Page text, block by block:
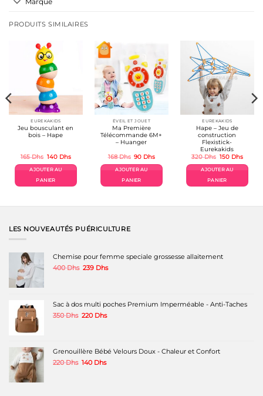
PRODUITS SIMILAIRES
EUREKAKIDS
Jeu bousculant en
bois – Hape
165Dhs Le
initial
était :
165 Dhs.
140 DhsLe
actuel
AJOUTER AU
PANIER
ÉVEIL ET JOUET
Ma Première
Télécommande 6M+
– Huanger
168Dhs Le
initial
était :
168 Dhs.
90 DhsLe
actuel
AJOUTER AU
PANIER
EUREKAKIDS
Hape – Jeu de
construction
Flexistick-
Eurekakids
320Dhs Le
initial
était :
320 Dhs.
150 DhsLe
actuel
AJOUTER AU
PANIER
LES NOUVEAUTÉS PUÉRICULTURE
Chemise pour femme speciale grossesse allaitement
400Dhs Le
400 Dhs.
239 DhsLe
239 Dhs.
Sac à dos multi poches Premium Imperméable - Anti-Taches
350Dhs Le
350 Dhs.
220 DhsLe
220 Dhs.
Grenouillère Bébé Velours Doux - Chaleur et Confort
220Dhs Le
140 DhsLe